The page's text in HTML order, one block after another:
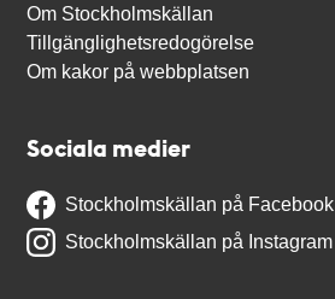
Om Stockholmskällan
Tillgänglighetsredogörelse
Om kakor på webbplatsen
Sociala medier
Stockholmskällan på Facebook
Stockholmskällan på Instagram